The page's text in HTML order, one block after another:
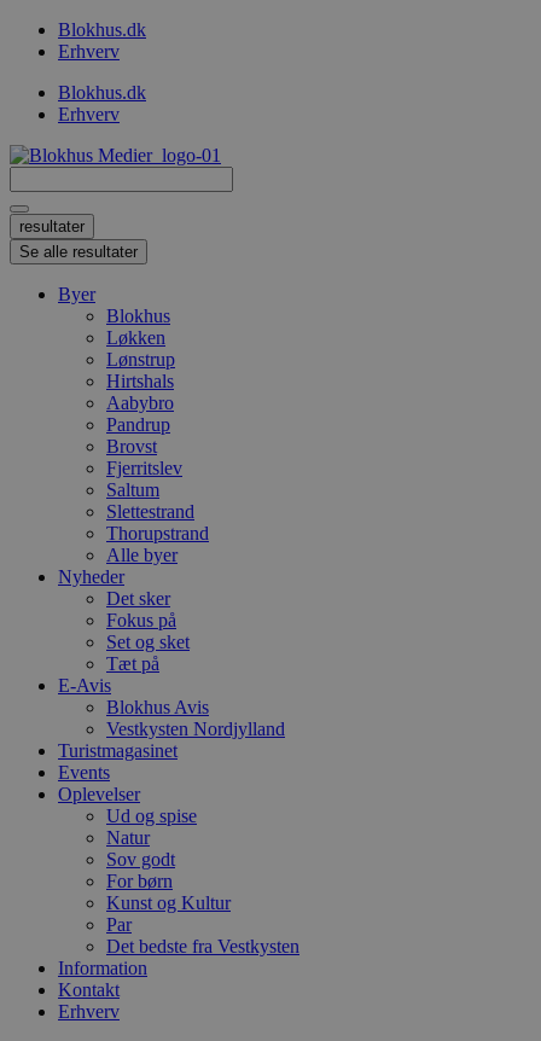
VidereBlokhus.dk
Erhverv
Blokhus.dk
Erhverv
...
resultater
Se alle resultater
Byer
Blokhus
Løkken
Lønstrup
Hirtshals
Aabybro
Pandrup
Brovst
Fjerritslev
Saltum
Slettestrand
Thorupstrand
Alle byer
Nyheder
Det sker
Fokus på
Set og sket
Tæt på
E-Avis
Blokhus Avis
Vestkysten Nordjylland
Turistmagasinet
Events
Oplevelser
Ud og spise
Natur
Sov godt
For børn
Kunst og Kultur
Par
Det bedste fra Vestkysten
Information
Kontakt
Erhverv